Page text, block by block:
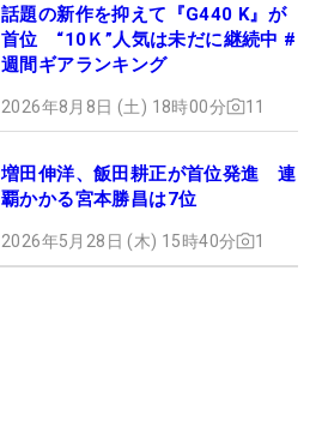
話題の新作を抑えて『G440 K』が
首位 “10Ｋ”人気は未だに継続中 #
週間ギアランキング
2026年8月8日 (土) 18時00分 11
増田伸洋、飯田耕正が首位発進 連
覇かかる宮本勝昌は7位
2026年5月28日 (木) 15時40分 1